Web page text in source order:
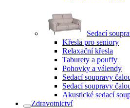
Sedací
Křesla pro seniory
Relaxační křesla
Taburety a pouffy
Pohovky a válendy
Sedací soupravy
Sedací soupravy
Akustické sedací
Zdravotnictví